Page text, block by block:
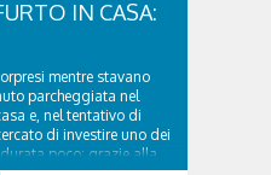
IN CASA:
mentre stavano
parcheggiata nel
e, nel tentativo di
di investire uno dei
poco: grazie alla